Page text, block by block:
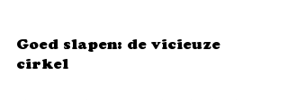
Goed slapen: de vicieuze
cirkel